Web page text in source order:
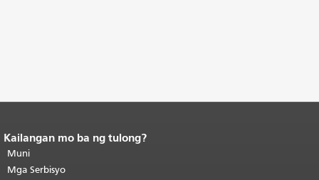
Katapusan ng nilalaman ng
pahina.
pahinang ito ay nauulit sa bawat
Kailangan mo ba ng tulong?
Muni
Mga Serbisyo